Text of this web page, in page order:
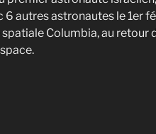
6 autres astronautes le 1er
Columbia, au retour